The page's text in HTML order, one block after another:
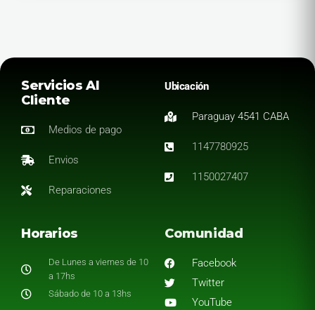
Servicios Al
Cliente
Medios de pago
Envios
Reparaciones
Ubicación
Paraguay 4541 CABA
1147780925
1150027407
Horarios
De Lunes a viernes de 10
a 17hs
Sábado de 10 a 13hs
Comunidad
Facebook
Twitter
YouTube